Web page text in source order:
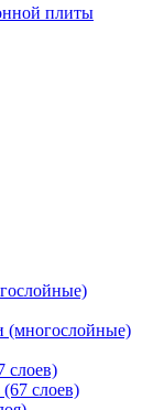
плиты
(многослойные)
слоев)
слоев)